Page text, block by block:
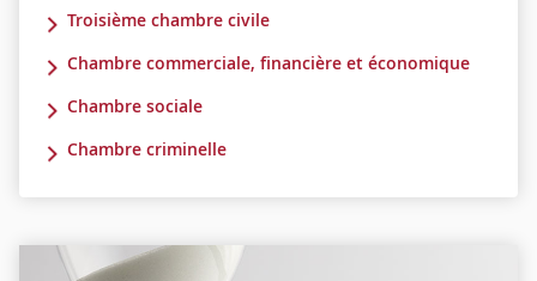
Troisième chambre civile
Chambre commerciale, financière et économique
Chambre sociale
Chambre criminelle